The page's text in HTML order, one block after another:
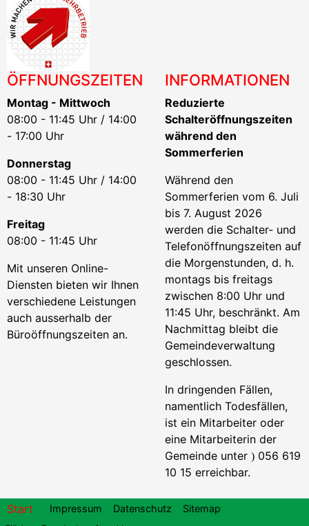
ÖFFNUNGSZEITEN
Montag - Mittwoch
08:00 - 11:45 Uhr / 14:00
- 17:00 Uhr
Donnerstag
08:00 - 11:45 Uhr / 14:00
- 18:30 Uhr
Freitag
08:00 - 11:45 Uhr
Mit unseren Online-
Diensten bieten wir Ihnen
verschiedene Leistungen
auch ausserhalb der
Büroöffnungszeiten an.
INFORMATIONEN
Reduzierte
Schalteröffnungszeiten
während den
Sommerferien
Während den
Sommerferien vom 6. Juli
bis 7. August 2026
werden die Schalter- und
Telefonöffnungszeiten auf
die Morgenstunden, d. h.
montags bis freitags
zwischen 8:00 Uhr und
11:45 Uhr, beschränkt. Am
Nachmittag bleibt die
Gemeindeverwaltung
geschlossen.
In dringenden Fällen,
namentlich Todesfällen,
ist ein Mitarbeiter oder
eine Mitarbeiterin der
Gemeinde unter ) 056 619
10 15 erreichbar.
Footer
Start Impressum Datenschutz Sitemap